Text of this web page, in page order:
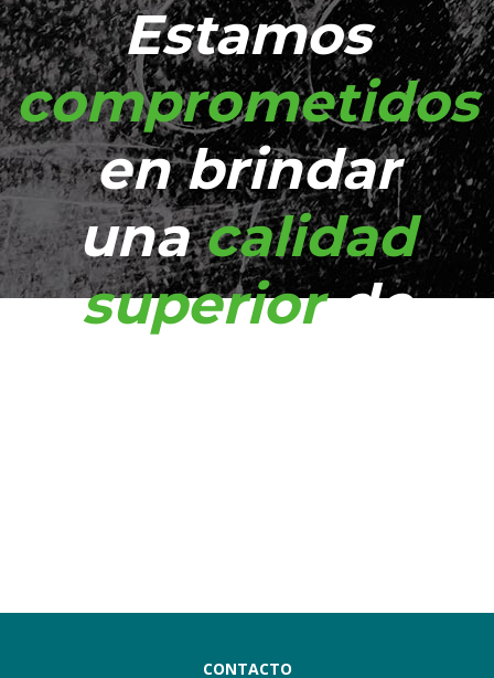
Estamos
comprometidos
en brindar
unacalidad
superiorde
CONTACTO